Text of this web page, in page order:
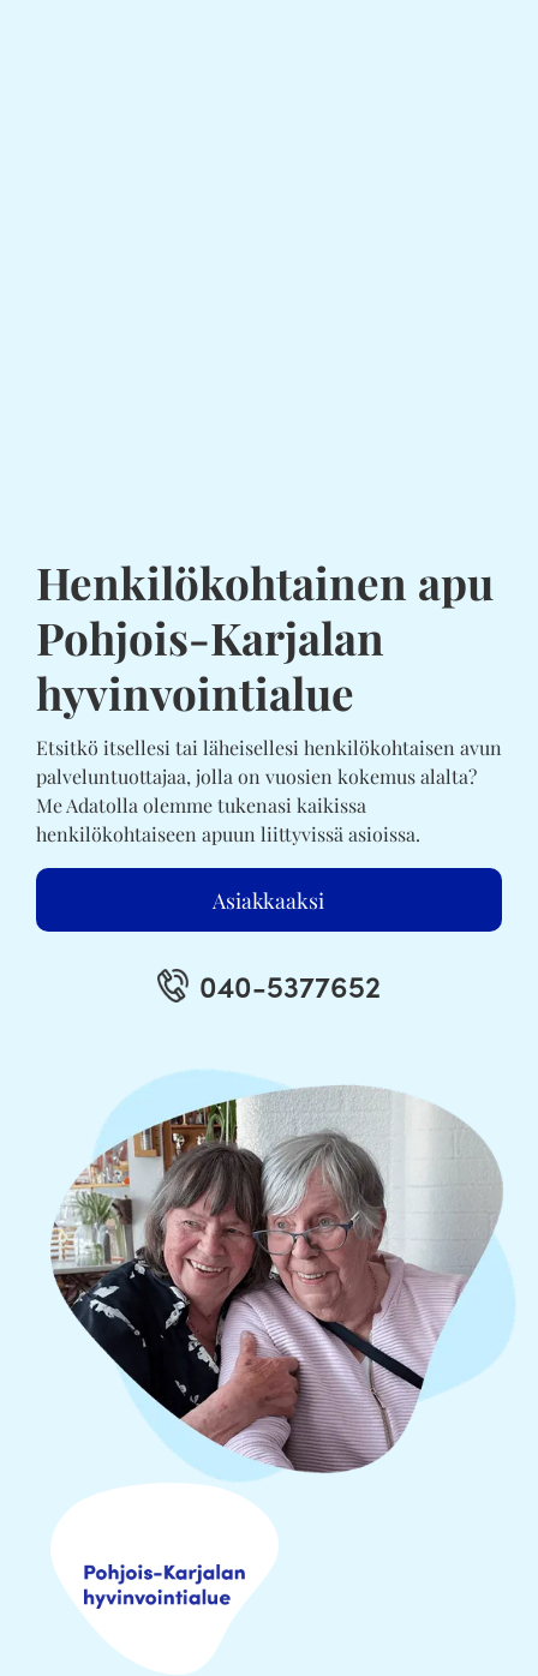
Henkilökohtainen apu
Pohjois-Karjalan
hyvinvointialue
Etsitkö itsellesi tai läheisellesi henkilökohtaisen avun
palveluntuottajaa, jolla on vuosien kokemus alalta?
Me Adatolla olemme tukenasi kaikissa
henkilökohtaiseen apuun liittyvissä asioissa.
Asiakkaaksi
040-5377652